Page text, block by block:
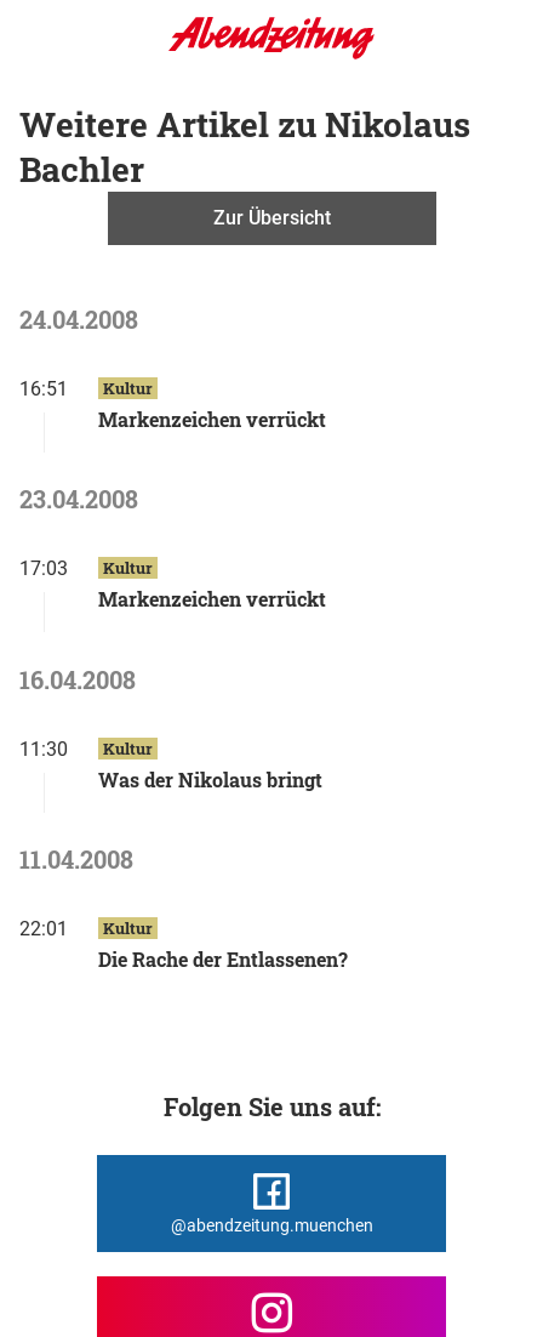
Weitere Artikel zu Nikolaus
Bachler
Zur Übersicht
24.04.2008
16:51 Kultur
Markenzeichen verrückt
23.04.2008
17:03 Kultur
Markenzeichen verrückt
16.04.2008
11:30 Kultur
Was der Nikolaus bringt
11.04.2008
22:01 Kultur
Die Rache der Entlassenen?
Folgen Sie uns auf:
@abendzeitung.muenchen